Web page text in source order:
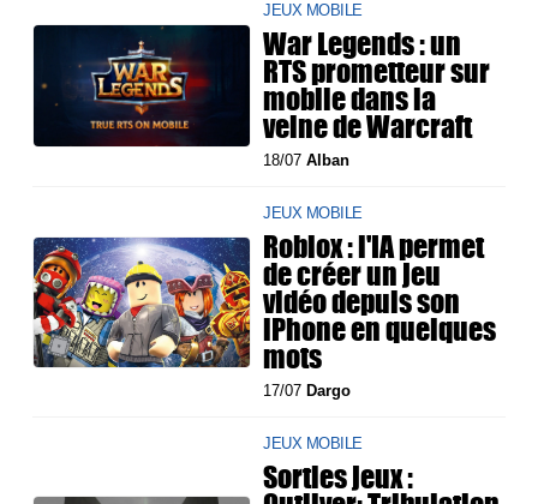
JEUX MOBILE
War Legends : un
RTS prometteur sur
mobile dans la
veine de Warcraft
18/07Alban
JEUX MOBILE
Roblox : l'IA permet
de créer un jeu
vidéo depuis son
iPhone en quelques
mots
17/07 Dargo
JEUX MOBILE
Sorties jeux :